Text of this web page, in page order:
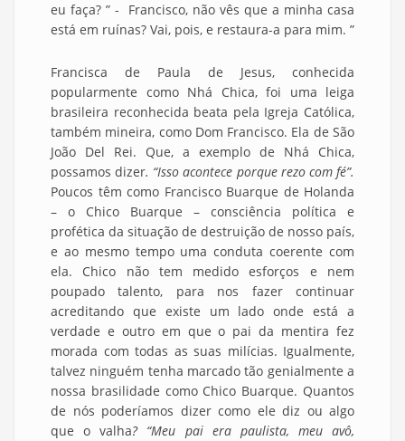
eu faça? ” - Francisco, não vês que a minha casa
está em ruínas? Vai, pois, e restaura-a para mim. ”
Francisca de Paula de Jesus, conhecida
popularmente como Nhá Chica, foi uma leiga
brasileira reconhecida beata pela Igreja Católica,
também mineira, como Dom Francisco. Ela de São
João Del Rei. Que, a exemplo de Nhá Chica,
possamos dizer. “Isso acontece porque rezo com fé”.
Poucos têm como Francisco Buarque de Holanda
– o Chico Buarque – consciência política e
profética da situação de destruição de nosso país,
e ao mesmo tempo uma conduta coerente com
ela. Chico não tem medido esforços e nem
poupado talento, para nos fazer continuar
acreditando que existe um lado onde está a
verdade e outro em que o pai da mentira fez
morada com todas as suas milícias. Igualmente,
talvez ninguém tenha marcado tão genialmente a
nossa brasilidade como Chico Buarque. Quantos
de nós poderíamos dizer como ele diz ou algo
que o valha? “Meu pai era paulista, meu avô,